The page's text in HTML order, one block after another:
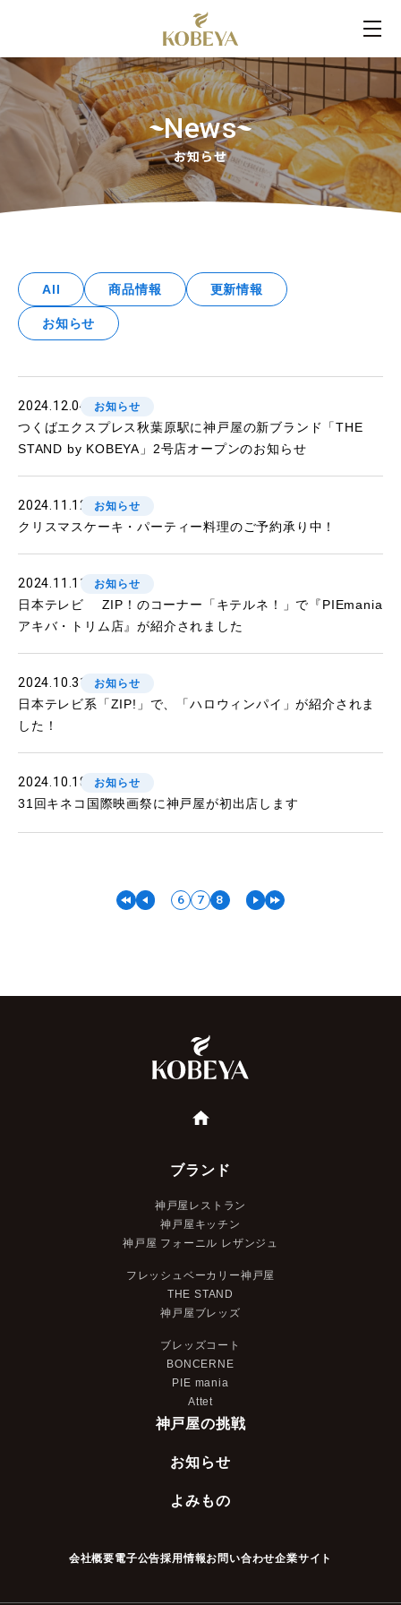
News
お知らせ
All 商品情報 更新情報
お知らせ
2024.12.04 お知らせ
つくばエクスプレス秋葉原駅に神戸屋の新ブランド「THE
STAND by KOBEYA」2号店オープンのお知らせ
2024.11.12 お知らせ
クリスマスケーキ・パーティー料理のご予約承り中！
2024.11.11 お知らせ
日本テレビ ZIP！のコーナー「キテルネ！」で『PIEmania
アキバ・トリム店』が紹介されました
2024.10.31 お知らせ
日本テレビ系「ZIP!」で、「ハロウィンパイ」が紹介されま
した！
2024.10.18 お知らせ
31回キネコ国際映画祭に神戸屋が初出店します
6 7 8
ブランド
神戸屋レストラン
神戸屋キッチン
神戸屋 フォーニル レザンジュ
フレッシュベーカリー神戸屋
THE STAND
神戸屋ブレッズ
ブレッズコート
BONCERNE
PIE mania
Attet
神戸屋の挑戦
お知らせ
よみもの
会社概要電子公告採用情報お問い合わせ企業サイト